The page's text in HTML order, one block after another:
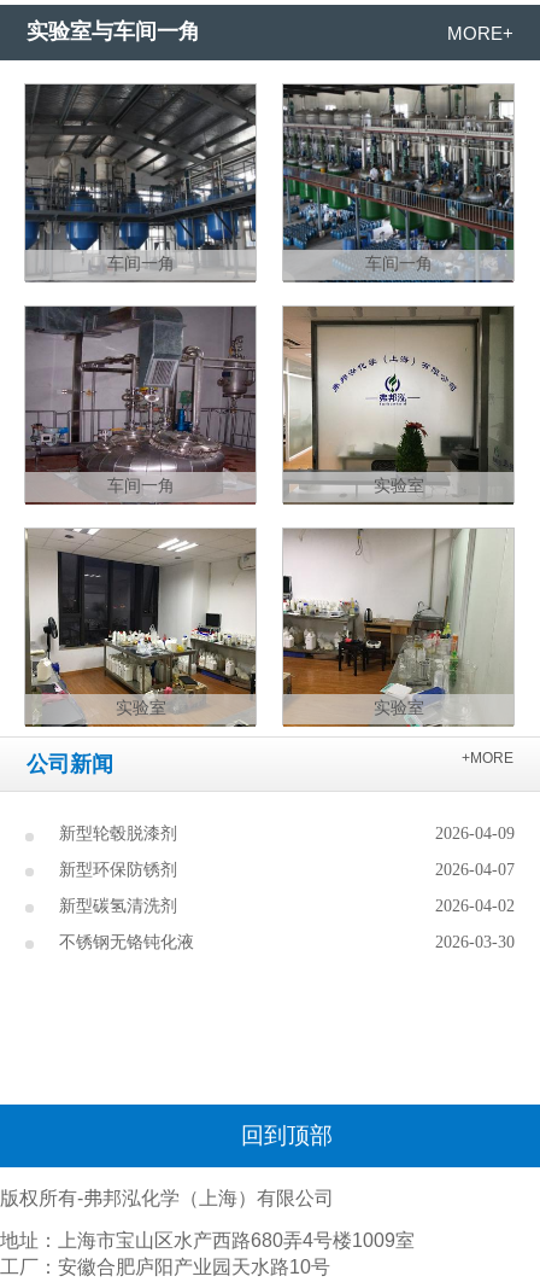
实验室与车间一角 MORE+
车间一角 车间一角
车间一角 实验室
实验室 实验室
+MORE
公司新闻
2026-04-09
新型轮毂脱漆剂
2026-04-07
新型环保防锈剂
2026-04-02
新型碳氢清洗剂
2026-03-30
不锈钢无铬钝化液
回到顶部
版权所有-弗邦泓化学（上海）有限公司
地址：上海市宝山区水产西路680弄4号楼1009室
工厂：安徽合肥庐阳产业园天水路10号